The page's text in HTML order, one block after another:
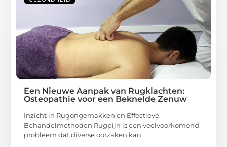
Een Nieuwe Aanpak van Rugklachten:
Osteopathie voor een Beknelde Zenuw
Inzicht in Rugongemakken en Effectieve
Behandelmethoden Rugpijn is een veelvoorkomend
probleem dat diverse oorzaken kan